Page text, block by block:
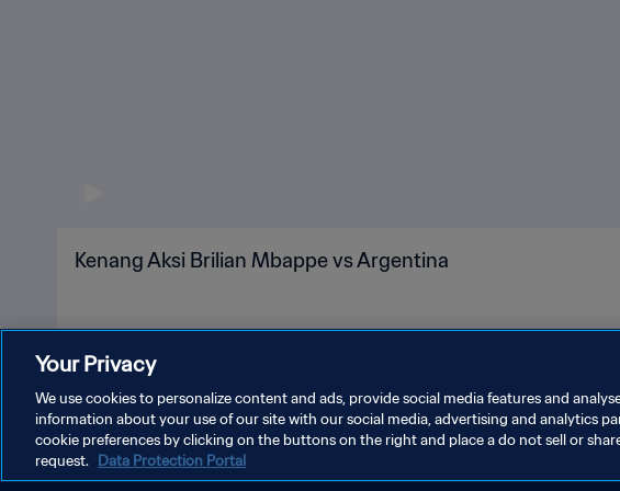
Kenang Aksi Brilian Mbappe vs Argentina
Your Privacy
We use cookies to personalize content and ads, provide social media features and
information about your use of our site with our social media, advertising and analytics
cookie preferences by clicking on the buttons on the right and place a do not sell or
request. Data Protection Portal